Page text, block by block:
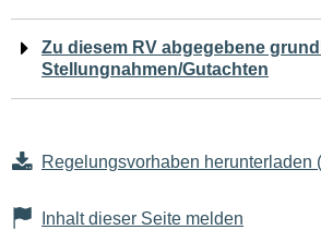
Zu diesem RV abgegebene
Stellungnahmen/Gutachten
Regelungsvorhaben herunterladen
Inhalt dieser Seite melden